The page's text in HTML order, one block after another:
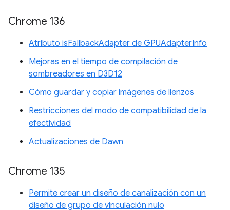
Chrome 136
Atributo isFallbackAdapter de GPUAdapterInfo
Mejoras en el tiempo de compilación de
sombreadores en D3D12
Cómo guardar y copiar imágenes de lienzos
Restricciones del modo de compatibilidad de la
efectividad
Actualizaciones de Dawn
Chrome 135
Permite crear un diseño de canalización con un
diseño de grupo de vinculación nulo